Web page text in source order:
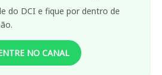
do DCI e fique por dentro de
NO CANAL